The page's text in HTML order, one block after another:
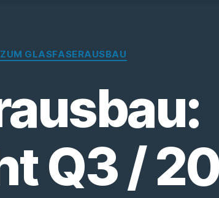
GLASFASERAUSBAU
Q3 /